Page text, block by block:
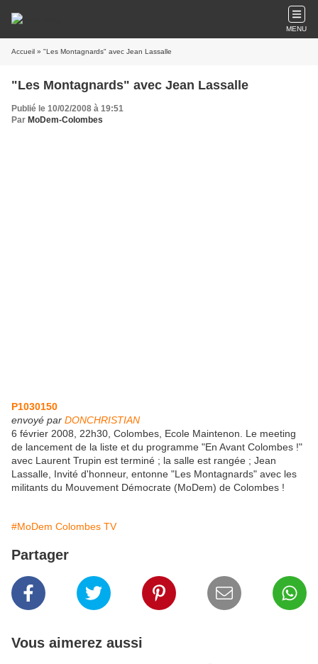
MENU
Accueil » "Les Montagnards" avec Jean Lassalle
"Les Montagnards" avec Jean Lassalle
Publié le 10/02/2008 à 19:51
Par MoDem-Colombes
P1030150
envoyé par DONCHRISTIAN
6 février 2008, 22h30, Colombes, Ecole Maintenon. Le meeting
de lancement de la liste et du programme "En Avant Colombes !"
avec Laurent Trupin est terminé ; la salle est rangée ; Jean
Lassalle, Invité d'honneur, entonne "Les Montagnards" avec les
militants du Mouvement Démocrate (MoDem) de Colombes !
#MoDem Colombes TV
Partager
Vous aimerez aussi